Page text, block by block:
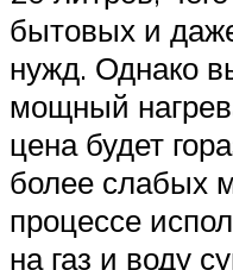
бытовых и
нужд. Однако
мощный
цена будет
более слабых
процессе
на газ и воду